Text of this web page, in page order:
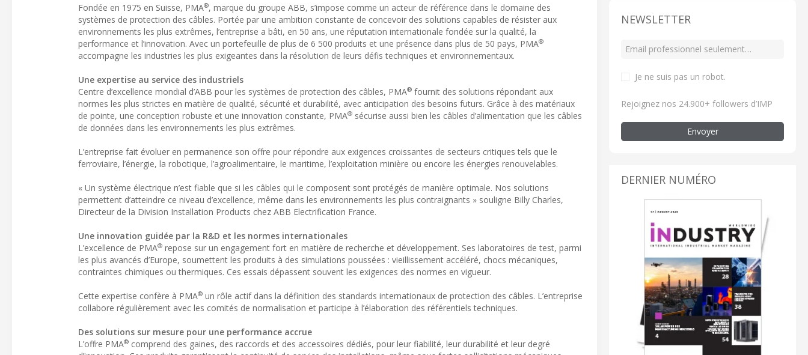
Fondée en 1975 en Suisse, PMA®, marque du groupe ABB, s’impose comme un acteur de référence dans le domaine des
systèmes de protection des câbles. Portée par une ambition constante de concevoir des solutions capables de résister aux
environnements les plus extrêmes, l’entreprise a bâti, en 50 ans, une réputation internationale fondée sur la qualité, la
performance et l’innovation. Avec un portefeuille de plus de 6 500 produits et une présence dans plus de 50 pays, PMA®
accompagne les industries les plus exigeantes dans la résolution de leurs défis techniques et environnementaux.
Une expertise au service des industriels
Centre d’excellence mondial d’ABB pour les systèmes de protection des câbles, PMA® fournit des solutions répondant aux
normes les plus strictes en matière de qualité, sécurité et durabilité, avec anticipation des besoins futurs. Grâce à des matériaux
de pointe, une conception robuste et une innovation constante, PMA® sécurise aussi bien les câbles d’alimentation que les câbles
de données dans les environnements les plus extrêmes.
L’entreprise fait évoluer en permanence son offre pour répondre aux exigences croissantes de secteurs critiques tels que le
ferroviaire, l’énergie, la robotique, l’agroalimentaire, le maritime, l’exploitation minière ou encore les énergies renouvelables.
« Un système électrique n’est fiable que si les câbles qui le composent sont protégés de manière optimale. Nos solutions
permettent d’atteindre ce niveau d’excellence, même dans les environnements les plus contraignants » souligne Billy Charles,
Directeur de la Division Installation Products chez ABB Electrification France.
Une innovation guidée par la R&D et les normes internationales
L’excellence de PMA® repose sur un engagement fort en matière de recherche et développement. Ses laboratoires de test, parmi
les plus avancés d’Europe, soumettent les produits à des simulations poussées : vieillissement accéléré, chocs mécaniques,
contraintes chimiques ou thermiques. Ces essais dépassent souvent les exigences des normes en vigueur.
Cette expertise confère à PMA® un rôle actif dans la définition des standards internationaux de protection des câbles. L’entreprise
collabore régulièrement avec les comités de normalisation et participe à l’élaboration des référentiels techniques.
Des solutions sur mesure pour une performance accrue
L’offre PMA® comprend des gaines, des raccords et des accessoires dédiés, pour leur fiabilité, leur durabilité et leur degré
NEWSLETTER
Je ne suis pas un robot.
Rejoignez nos 24.900+ followers d’IMP
Envoyer
DERNIER NUMÉRO